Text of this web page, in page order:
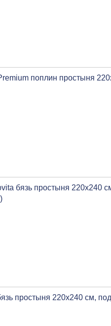
поплин простыня
бязь простыня 220х240
простыня 220x240 см,